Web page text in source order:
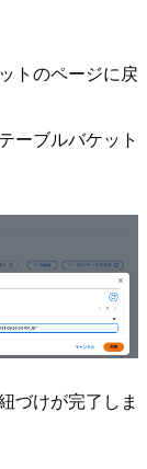
トのページに戻
ーブルバケット
づけが完了しま